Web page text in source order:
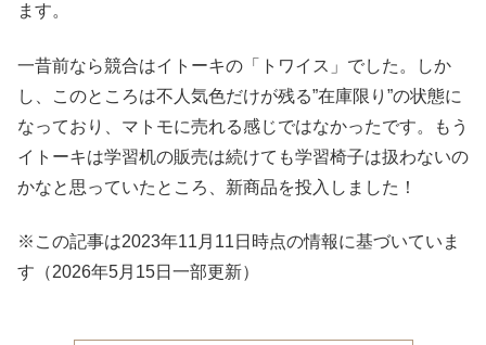
ます。
一昔前なら競合はイトーキの「トワイス」でした。しか
し、このところは不人気色だけが残る”在庫限り”の状態に
なっており、マトモに売れる感じではなかったです。もう
イトーキは学習机の販売は続けても学習椅子は扱わないの
かなと思っていたところ、新商品を投入しました！
※この記事は2023年11月11日時点の情報に基づいていま
す（2026年5月15日一部更新）